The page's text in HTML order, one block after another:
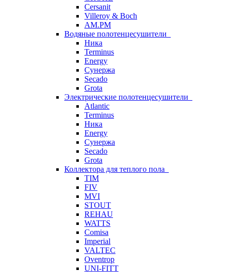
Cersanit
Villeroy & Boch
AM.PM
Водяные полотенцесушители
Ника
Terminus
Energy
Сунержа
Secado
Grota
Электрические полотенцесушители
Atlantic
Terminus
Ника
Energy
Сунержа
Secado
Grota
Коллектора для теплого пола
TIM
FIV
MVI
STOUT
REHAU
WATTS
Comisa
Imperial
VALTEC
Oventrop
UNI-FITT